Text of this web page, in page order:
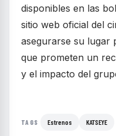
disponibles en las
sitio web oficial del
asegurarse su lugar
que prometen un
y el impacto del
TAGS Estrenos KATSEYE